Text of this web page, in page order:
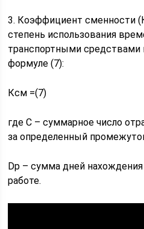
3. Коэффициент сменности
степень использования
транспортными средствами
формуле (7):
Ксм =(7)
где С – суммарное число
за определенный
Dр – сумма дней
работе.